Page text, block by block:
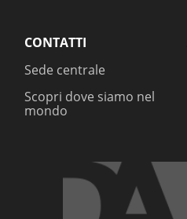
CONTATTI
Sede centrale
Scopri dove siamo nel
mondo